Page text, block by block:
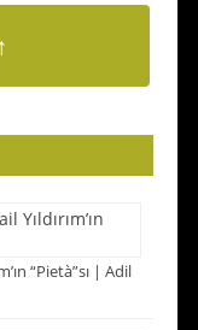
“Pietà”sı | Adil